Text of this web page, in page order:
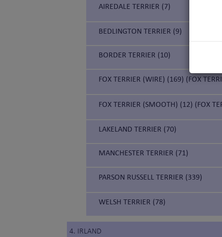
AIREDALE TERRIER (7)
BEDLINGTON TERRIER (9)
BORDER TERRIER (10)
FOX TERRIER (WIRE) (169) (FOX
FOX TERRIER (SMOOTH) (12) (FOX
LAKELAND TERRIER (70)
MANCHESTER TERRIER (71)
PARSON RUSSELL TERRIER (339)
WELSH TERRIER (78)
4. IRLAND